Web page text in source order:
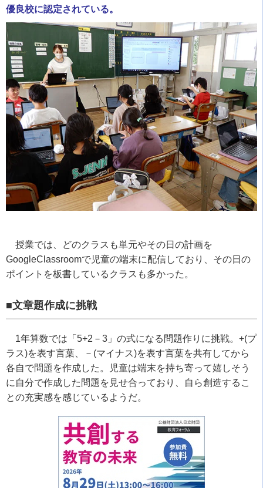
優良校に認定されている。
授業では、どのクラスも単元やその日の計画を
GoogleClassroomで児童の端末に配信しており、その日の
ポイントを板書しているクラスも多かった。
■文章題作成に挑戦
1年算数では「 5+2－3 」の式になる問題作りに挑戦。 +(プ
ラス)を表す言葉、 － (マイナス)を表す言葉を共有してから
各自で問題を作成した。児童は端末を持ち寄って嬉しそう
に自分で作成した問題を見せ合っており、自ら創造するこ
との充実感を感じているようだ。